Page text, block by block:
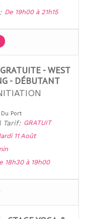
De 19h00 à 21h15
- WEST
- DÉBUTANT
Port
Tarif: GRATUIT
11 Août
18h30 à 19h00